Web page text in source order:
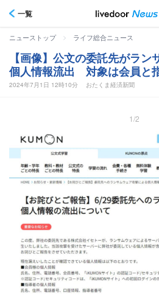
一覧
ニューストップ > ライフ総合ニュース
【画像】公文の委託先がラ
個人情報流出 対象は会員と
2024年7月1日 12時10分 おたくま経済新聞
1/2